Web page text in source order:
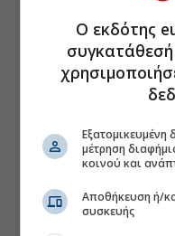
Ο εκδότης
Εξατομικευμένη
μέτρηση
κοινού και
Αποθήκευση ή/
συσκευής